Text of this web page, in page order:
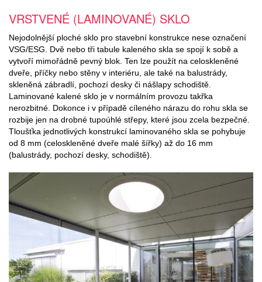
VRSTVENÉ (LAMINOVANÉ) SKLO
Nejodolnější ploché sklo pro stavební konstrukce nese označení
VSG/ESG. Dvě nebo tři tabule kaleného skla se spojí k sobě a
vytvoří mimořádně pevný blok. Ten lze použít na celoskleněné
dveře, příčky nebo stěny v interiéru, ale také na balustrády,
skleněná zábradlí, pochozí desky či nášlapy schodiště.
Laminované kalené sklo je v normálním provozu takřka
nerozbitné. Dokonce i v případě cíleného nárazu do rohu skla se
rozbije jen na drobné tupoúhlé střepy, které jsou zcela bezpečné.
Tloušťka jednotlivých konstrukcí laminovaného skla se pohybuje
od 8 mm (celoskleněné dveře malé šířky) až do 16 mm
(balustrády, pochozí desky, schodiště).